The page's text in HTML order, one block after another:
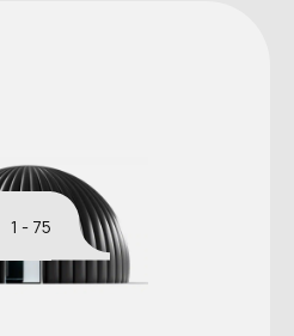
1 - 75